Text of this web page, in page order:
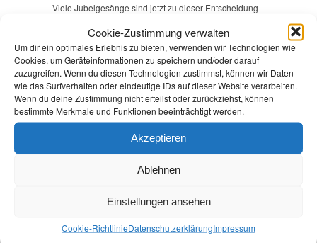
Cookie-Zustimmung verwalten
Um dir ein optimales Erlebnis zu bieten, verwenden wir Technologien wie
Cookies, um Geräteinformationen zu speichern und/oder darauf
zuzugreifen. Wenn du diesen Technologien zustimmst, können wir Daten
wie das Surfverhalten oder eindeutige IDs auf dieser Website verarbeiten.
Wenn du deine Zustimmung nicht erteilst oder zurückziehst, können
bestimmte Merkmale und Funktionen beeinträchtigt werden.
Akzeptieren
Ablehnen
Einstellungen ansehen
Cookie-RichtlinieDatenschutz­erklärungImpressum
Viele Jubelgesänge sind jetzt zu dieser Entscheidung
Koalition nimmt deutlich weniger Geld in die Hand, als
behauptet. Nicht 580 Millionen sondern nur 490
Millionen Euro werden durch das Land bereitgestellt.
Die Koalition rechnet großzügig 93 Millionen, die vom
Bund der Kompensation der Gewerbesteuerausfälle
gezahlt werden, in den Rettungsschirm ein.
Zudem ist der geplante Mehrbelastungsausgleich für
die Landkreise und kreisfreien Städte ein Tropfen auf
den heißen Stein. Ca. 2,5 Mio. Euro werden bei weitem
nicht kompensieren. Und auch die angebliche
Mogelpackung: Zwar werden die Ausfälle für 2020